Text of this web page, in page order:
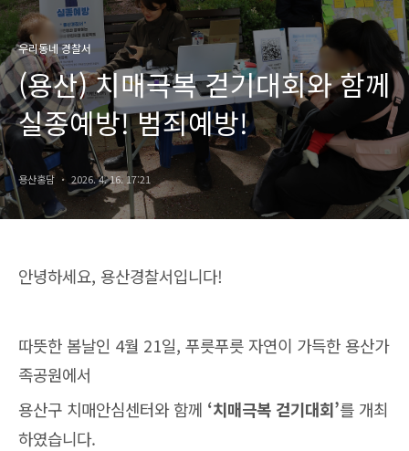
우리동네 경찰서
(용산) 치매극복 걷기대회와 함께
실종예방! 범죄예방!
용산홍담 2026. 4. 16. 17:21
안녕하세요, 용산경찰서입니다!
따뜻한 봄날인 4월 21일, 푸릇푸릇 자연이 가득한 용산가
족공원에서
용산구 치매안심센터와 함께 ‘치매극복 걷기대회’를 개최
하였습니다.